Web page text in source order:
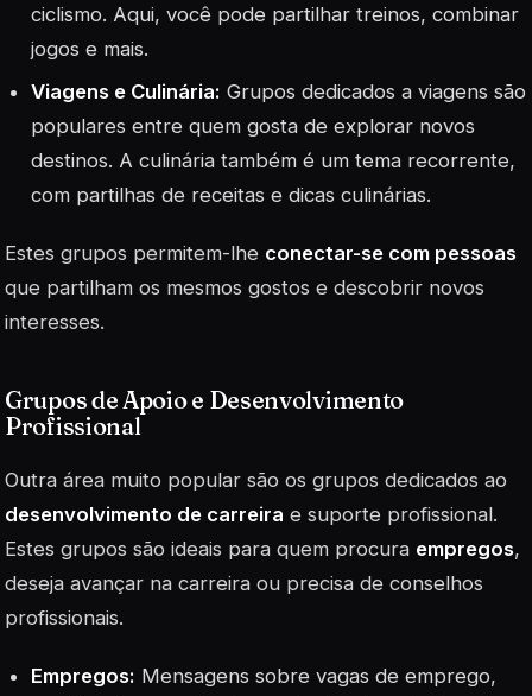
ciclismo. Aqui, você pode partilhar treinos, combinar
jogos e mais.
Viagens e Culinária: Grupos dedicados a viagens são
populares entre quem gosta de explorar novos
destinos. A culinária também é um tema recorrente,
com partilhas de receitas e dicas culinárias.
Estes grupos permitem-lhe conectar-se com pessoas
que partilham os mesmos gostos e descobrir novos
interesses.
Grupos de Apoio e Desenvolvimento
Profissional
Outra área muito popular são os grupos dedicados ao
desenvolvimento de carreira e suporte profissional.
Estes grupos são ideais para quem procura empregos,
deseja avançar na carreira ou precisa de conselhos
profissionais.
Empregos: Mensagens sobre vagas de emprego,